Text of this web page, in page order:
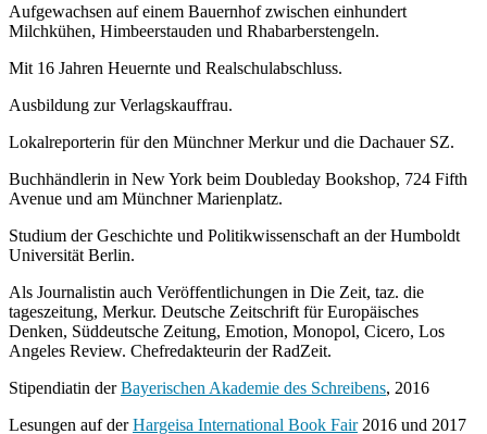
Aufgewachsen auf einem Bauernhof zwischen einhundert
Milchkühen, Himbeerstauden und Rhabarberstengeln.
Mit 16 Jahren Heuernte und Realschulabschluss.
Ausbildung zur Verlagskauffrau.
Lokalreporterin für den Münchner Merkur und die Dachauer SZ.
Buchhändlerin in New York beim Doubleday Bookshop, 724 Fifth
Avenue und am Münchner Marienplatz.
Studium der Geschichte und Politikwissenschaft an der Humboldt
Universität Berlin.
Als Journalistin auch Veröffentlichungen in Die Zeit, taz. die
tageszeitung, Merkur. Deutsche Zeitschrift für Europäisches
Denken, Süddeutsche Zeitung, Emotion, Monopol, Cicero, Los
Angeles Review. Chefredakteurin der RadZeit.
Stipendiatin derBayerischen Akademie des Schreibens, 2016
Lesungen auf derHargeisa International Book Fair2016 und 2017